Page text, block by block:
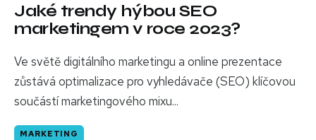
Jaké trendy hýbou SEO
marketingem v roce 2023?
Ve světě digitálního marketingu a online prezentace
zůstává optimalizace pro vyhledávače (SEO) klíčovou
součástí marketingového mixu...
MARKETING